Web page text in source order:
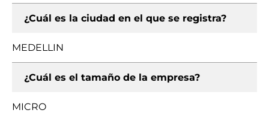
¿Cuál es la ciudad en el que se registra?
MEDELLIN
¿Cuál es el tamaño de la empresa?
MICRO